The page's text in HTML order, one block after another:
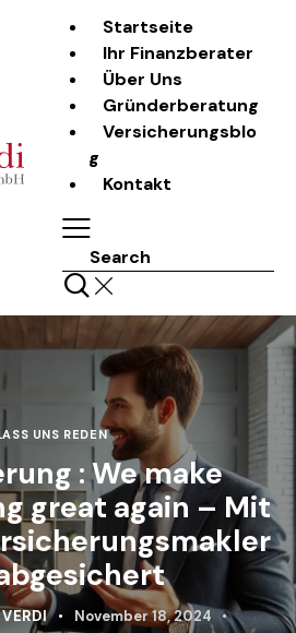
Startseite
Ihr Finanzberater
Über Uns
Gründerberatung
Versicherungsblo
g
Kontakt
Search
UNS REDEN
: We make
great again – Mit
November 18, 2024